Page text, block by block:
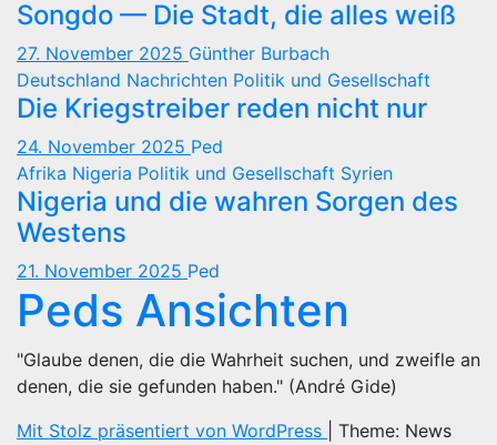
Songdo — Die Stadt, die alles weiß
27. November 2025 Günther Burbach
Deutschland Nachrichten Politik und Gesellschaft
Die Kriegstreiber reden nicht nur
24. November 2025 Ped
Afrika Nigeria Politik und Gesellschaft Syrien
Nigeria und die wahren Sorgen des
Westens
21. November 2025 Ped
Peds Ansichten
"Glaube denen, die die Wahrheit suchen, und zweifle an
denen, die sie gefunden haben." (André Gide)
Mit Stolz präsentiert von WordPress
Theme: News